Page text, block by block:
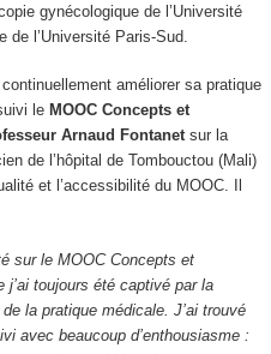
gynécologique de l’Université
l’Université Paris-Sud.
améliorer sa pratique
le MOOC Concepts et
Arnaud Fontanetsur la
de l’hôpital de Tombouctou (Mali)
et l’accessibilité du MOOC. Il
sur le MOOC Concepts et
j’ai toujours été captivé par la
la pratique médicale. J’ai trouvé
avec beaucoup d’enthousiasme :